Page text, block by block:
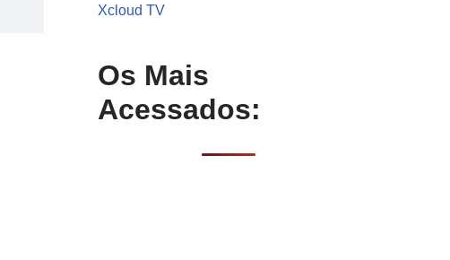
Xcloud TV
Os Mais
Acessados: